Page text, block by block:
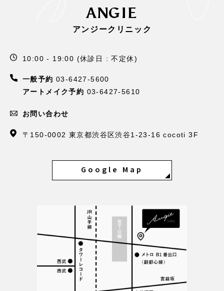
ANGIE
アンジークリニック
10:00 - 19:00 (休診日 : 不定休)
一般予約 03-6427-5600
アートメイク予約 03-6427-5610
お問い合わせ
〒150-0002 東京都渋谷区渋谷1-23-16 cocoti 3F
Google Map